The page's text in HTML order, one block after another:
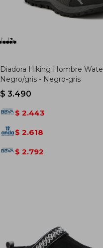
Diadora Hiking Hombre
Negro/gris - Negro-gris
$ 3.490
$ 2.443
$ 2.618
$ 2.792